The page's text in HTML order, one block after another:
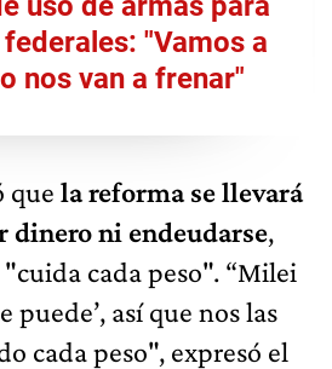
"Vamos a
nos van a frenar"
que la reforma se llevará
dinero ni endeudarse,
cada peso". “Milei
puede’, así que nos las
cada peso", expresó el